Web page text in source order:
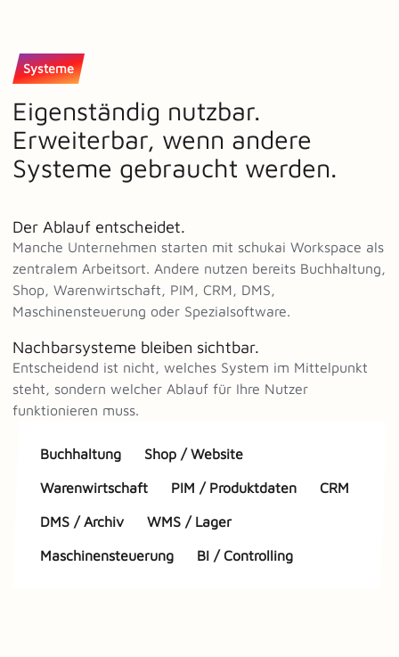
Systeme
Eigenständig nutzbar.
Erweiterbar, wenn andere
Systeme gebraucht werden.
Der Ablauf entscheidet.
Manche Unternehmen starten mit schukai Workspace als
zentralem Arbeitsort. Andere nutzen bereits Buchhaltung,
Shop, Warenwirtschaft, PIM, CRM, DMS,
Maschinensteuerung oder Spezialsoftware.
Nachbarsysteme bleiben sichtbar.
Entscheidend ist nicht, welches System im Mittelpunkt
steht, sondern welcher Ablauf für Ihre Nutzer
funktionieren muss.
Buchhaltung Shop / Website
Warenwirtschaft PIM / Produktdaten CRM
DMS / Archiv WMS / Lager
Maschinensteuerung BI / Controlling